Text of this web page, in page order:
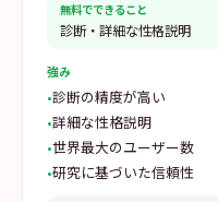
無料でできること
診断・詳細な性格説明
強み
•診断の精度が高い
•詳細な性格説明
•世界最大のユーザー数
•研究に基づいた信頼性